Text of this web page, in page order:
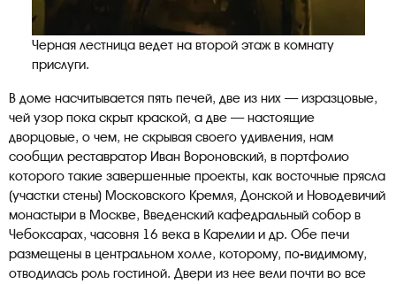
Черная лестница ведет на второй этаж в комнату
прислуги.
В доме насчитывается пять печей, две из них — изразцовые,
чей узор пока скрыт краской, а две — настоящие
дворцовые, о чем, не скрывая своего удивления, нам
сообщил реставратор Иван Вороновский, в портфолио
которого такие завершенные проекты, как восточные прясла
(участки стены) Московского Кремля, Донской и Новодевичий
монастыри в Москве, Введенский кафедральный собор в
Чебоксарах, часовня 16 века в Карелии и др. Обе печи
размещены в центральном холле, которому, по-видимому,
отводилась роль гостиной. Двери из нее вели почти во все